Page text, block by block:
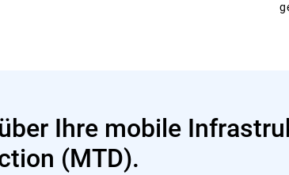
Ihre mobile
(MTD).